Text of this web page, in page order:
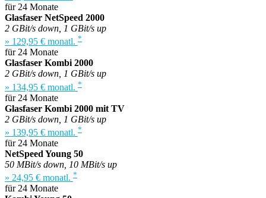
für 24 Monate
Glasfaser NetSpeed 2000
2 GBit/s down, 1 GBit/s up
» 129,95 € monatl. *
für 24 Monate
Glasfaser Kombi 2000
2 GBit/s down, 1 GBit/s up
» 134,95 € monatl. *
für 24 Monate
Glasfaser Kombi 2000 mit TV
2 GBit/s down, 1 GBit/s up
» 139,95 € monatl. *
für 24 Monate
NetSpeed Young 50
50 MBit/s down, 10 MBit/s up
» 24,95 € monatl. *
für 24 Monate